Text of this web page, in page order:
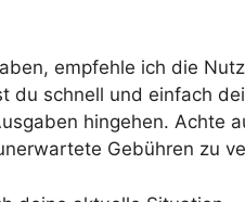
empfehle ich die
du schnell und einfach
hingehen. Achte
Gebühren zu